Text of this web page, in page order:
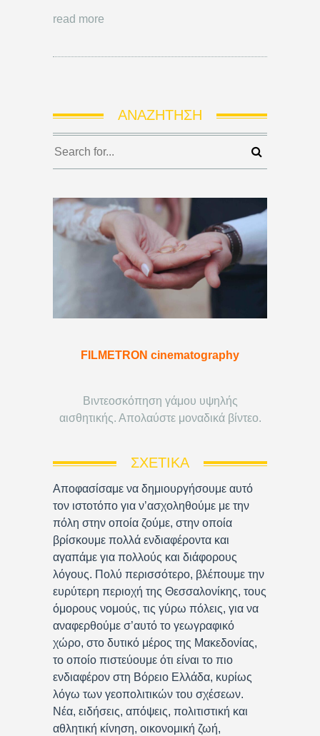
read more
ΑΝΑΖΉΤΗΣΗ
FILMETRON cinematography
Βιντεοσκόπηση γάμου υψηλής
αισθητικής. Απολαύστε μοναδικά βίντεο.
ΣΧΕΤΙΚΆ
Αποφασίσαμε να δημιουργήσουμε αυτό
τον ιστοτόπο για ν’ασχοληθούμε με την
πόλη στην οποία ζούμε, στην οποία
βρίσκουμε πολλά ενδιαφέροντα και
αγαπάμε για πολλούς και διάφορους
λόγους. Πολύ περισσότερο, βλέπουμε την
ευρύτερη περιοχή της Θεσσαλονίκης, τους
όμορους νομούς, τις γύρω πόλεις, για να
αναφερθούμε σ’αυτό το γεωγραφικό
χώρο, στο δυτικό μέρος της Μακεδονίας,
το οποίο πιστεύουμε ότι είναι το πιο
ενδιαφέρον στη Βόρειο Ελλάδα, κυρίως
λόγω των γεοπολιτικών του σχέσεων.
Νέα, ειδήσεις, απόψεις, πολιτιστική και
αθλητική κίνηση, οικονομική ζωή,